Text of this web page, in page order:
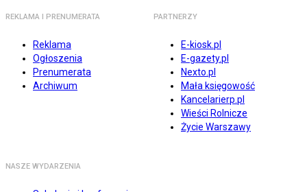
REKLAMA I PRENUMERATA
Reklama
Ogłoszenia
Prenumerata
Archiwum
PARTNERZY
E-kiosk.pl
E-gazety.pl
Nexto.pl
Mała księgowość
Kancelarierp.pl
Wieści Rolnicze
Życie Warszawy
NASZE WYDARZENIA